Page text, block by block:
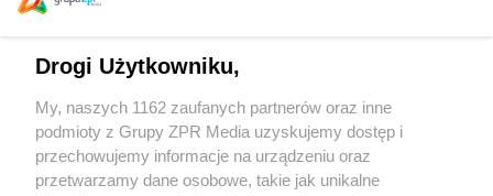
Porozumienie Radiowe - Poznań Sp. z o.o.
Radia VOX FMPoznań -
Informacje o beneficjencie rzeczywistym
Porozumienie Radiowe -
Poznań Sp. z o.o.można uzyskać w Centralnym Rejestrze
Beneficjentów Rzeczywistych pod adresem Portal Podatkowy
Drogi Użytkowniku,
My, naszych 1162 zaufanych partnerów oraz inne
podmioty z Grupy ZPR Media uzyskujemy dostęp i
przechowujemy informacje na urządzeniu oraz
przetwarzamy dane osobowe, takie jak unikalne